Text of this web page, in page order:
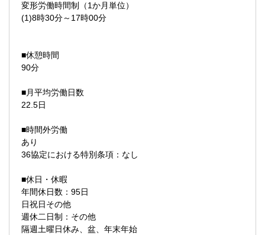
変形労働時間制（1か月単位）
(1)8時30分～17時00分
■休憩時間
90分
■月平均労働日数
22.5日
■時間外労働
あり
36協定における特別条項：なし
■休日・休暇
年間休日数：95日
日祝日その他
週休二日制：その他
隔週土曜日休み、盆、年末年始